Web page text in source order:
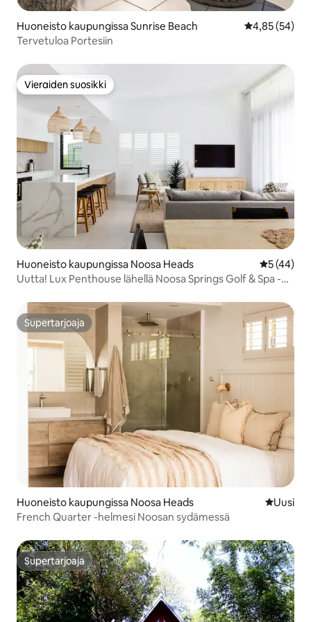
Huoneisto kaupungissa Sunrise Beach
4,85 (54)
Tervetuloa Portesiin
Vieraiden suosikki
Vieraiden suosikki
Huoneisto kaupungissa Noosa Heads
5 (44)
Uutta! Lux Penthouse lähellä Noosa Springs Golf & Spa -
Supertarjoaja
Supertarjoaja
Huoneisto kaupungissa Noosa Heads Uusi
Uusi
French Quarter -helmesi Noosan sydämessä
Supertarjoaja
Supertarjoaja